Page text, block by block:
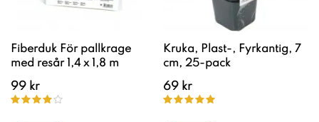
Fiberduk För pallkrage
med resår 1,4 x 1,8 m
99 kr
Kruka, Plast-, Fyrkantig, 7
cm, 25-pack
69 kr